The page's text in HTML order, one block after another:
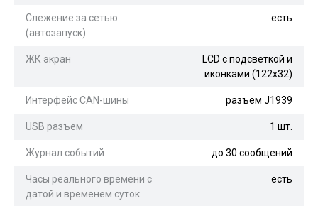
Слежение за сетью
(автозапуск)
есть
ЖК экран
LCD с подсветкой и
иконками (122x32)
Интерфейс CAN-шины разъем J1939
USB разъем 1 шт.
Журнал событий до 30 сообщений
Часы реального времени с
датой и временем суток
есть